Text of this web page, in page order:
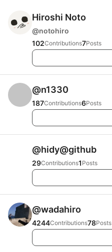
Hiroshi Noto
@notohiro
102Contributions7Posts
@n1330
187Contributions6Posts
@hidy@github
29Contributions1 Posts
@wadahiro
4244Contributions78Posts